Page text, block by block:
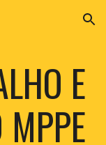
Skip to navigation
E
MPPE